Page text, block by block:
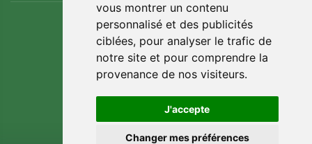
vous montrer un contenu
personnalisé et des publicités
ciblées, pour analyser le trafic de
notre site et pour comprendre la
provenance de nos visiteurs.
J'accepte
Changer mes préférences